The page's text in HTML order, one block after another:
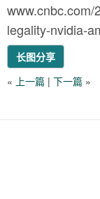
www.cnbc.com/
legality-nvidia-
长图分享
« 上一篇 | 下一篇 »